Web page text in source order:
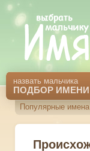
назвать мальчика
ПОДБОР ИМЕНИ
Популярные имена